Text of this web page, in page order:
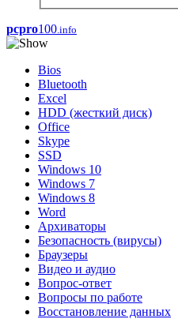
pcpro100.info
Bios
Bluetooth
Excel
HDD (жесткий диск)
Office
Skype
SSD
Windows 10
Windows 7
Windows 8
Word
Архиваторы
Безопасность (вирусы)
Браузеры
Видео и аудио
Вопрос-ответ
Вопросы по работе
Восстановление данных